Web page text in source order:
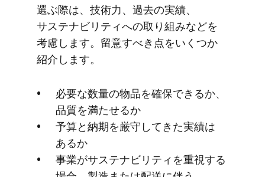
選ぶ際は、​技術力、​過去の​実績、​
サステナビリティへの​取り組みなどを​
考慮します。​留意すべき点を​いく​つか​
紹介します。
必要な​数量の​物品を​確保できるか、​
品質を​満たせるか
予算と​納期を​厳守してきた​実績は​
あるか
事業が​サステナビリティを​重視する​